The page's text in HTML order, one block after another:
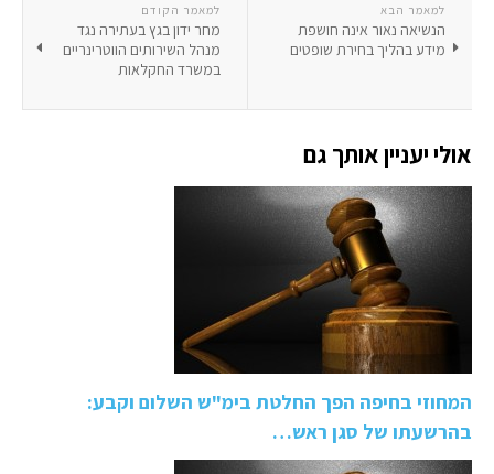
למאמר הקודם
מחר ידון בגץ בעתירה נגד
מנהל השירותים הווטרינריים
במשרד החקלאות
למאמר הבא
​​הנשיאה נאור אינה חושפת
מידע בהליך בחירת שופטים
אולי יעניין אותך גם
המחוזי בחיפה הפך החלטת בימ"ש השלום וקבע:
בהרשעתו של סגן ראש…